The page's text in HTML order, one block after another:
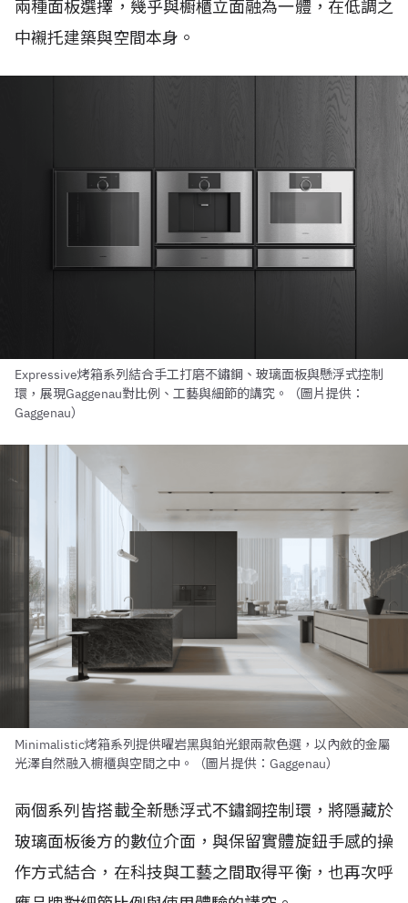
兩種面板選擇，幾乎與櫥櫃立面融為一體，在低調之
中襯托建築與空間本身。
Expressive烤箱系列結合手工打磨不鏽鋼、玻璃面板與懸浮式控制
環，展現Gaggenau對比例、工藝與細節的講究。（圖片提供：
Gaggenau）
Minimalistic烤箱系列提供曜岩黑與鉑光銀兩款色選，以內斂的金屬
光澤自然融入櫥櫃與空間之中。（圖片提供：Gaggenau）
兩個系列皆搭載全新懸浮式不鏽鋼控制環，將隱藏於
玻璃面板後方的數位介面，與保留實體旋鈕手感的操
作方式結合，在科技與工藝之間取得平衡，也再次呼